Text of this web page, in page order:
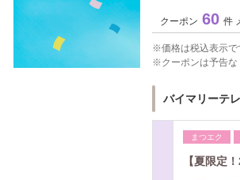
クーポン 60 件
価格は税込表示で
クーポンは予告な
バイマリーテ
まつエク
【夏限定